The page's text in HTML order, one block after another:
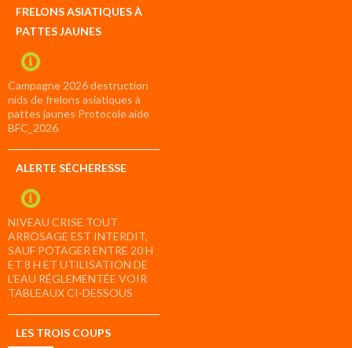
FRELONS ASIATIQUES À
PATTES JAUNES
Campagne 2026 destruction
nids de frelons asiatiques à
pattes jaunes Protocole aide
BFC_2026
ALERTE SÉCHERESSE
NIVEAU CRISE TOUT
ARROSAGE EST INTERDIT,
SAUF POTAGER ENTRE 20 H
ET 8 H ET UTILISATION DE
L’EAU RÉGLEMENTÉE VOIR
TABLEAUX CI-DESSOUS
LES TROIS COUPS